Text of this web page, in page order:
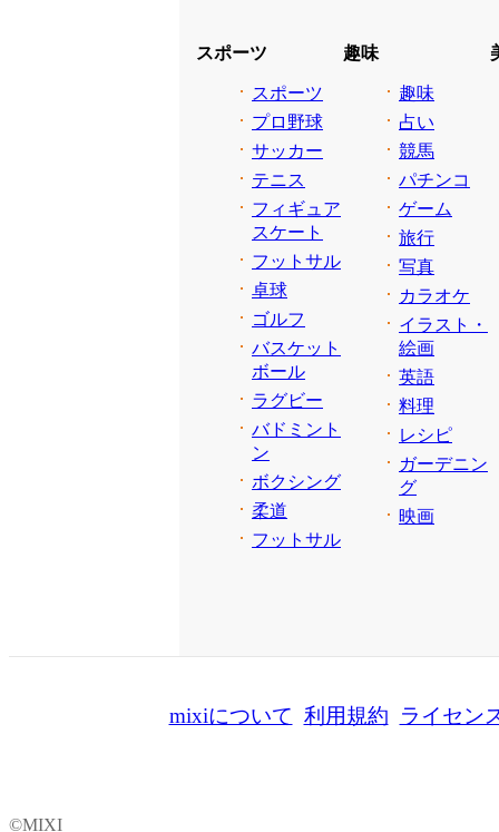
スポーツ
スポーツ
プロ野球
サッカー
テニス
フィギュア
スケート
フットサル
卓球
ゴルフ
バスケット
ボール
ラグビー
バドミント
ン
ボクシング
柔道
フットサル
趣味
趣味
占い
競馬
パチンコ
ゲーム
旅行
写真
カラオケ
イラスト・
絵画
英語
料理
レシピ
ガーデニン
グ
映画
mixiについて 利用規約 ライセン
©MIXI